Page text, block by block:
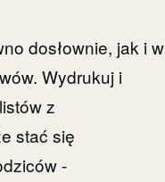
dosłownie, jak i w
Wydrukuj i
z
stać się
-